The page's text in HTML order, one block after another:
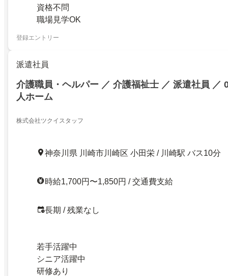
資格不問
職場見学OK
登録エントリー
派遣社員
介護職員・ヘルパー ／ 介護福祉士 ／ 派遣社員 ／
人ホーム
株式会社ツクイスタッフ
神奈川県 川崎市川崎区 小田栄 / 川崎駅 バス10分
時給1,700円〜1,850円 / 交通費支給
長期 / 残業なし
若手活躍中
シニア活躍中
研修あり